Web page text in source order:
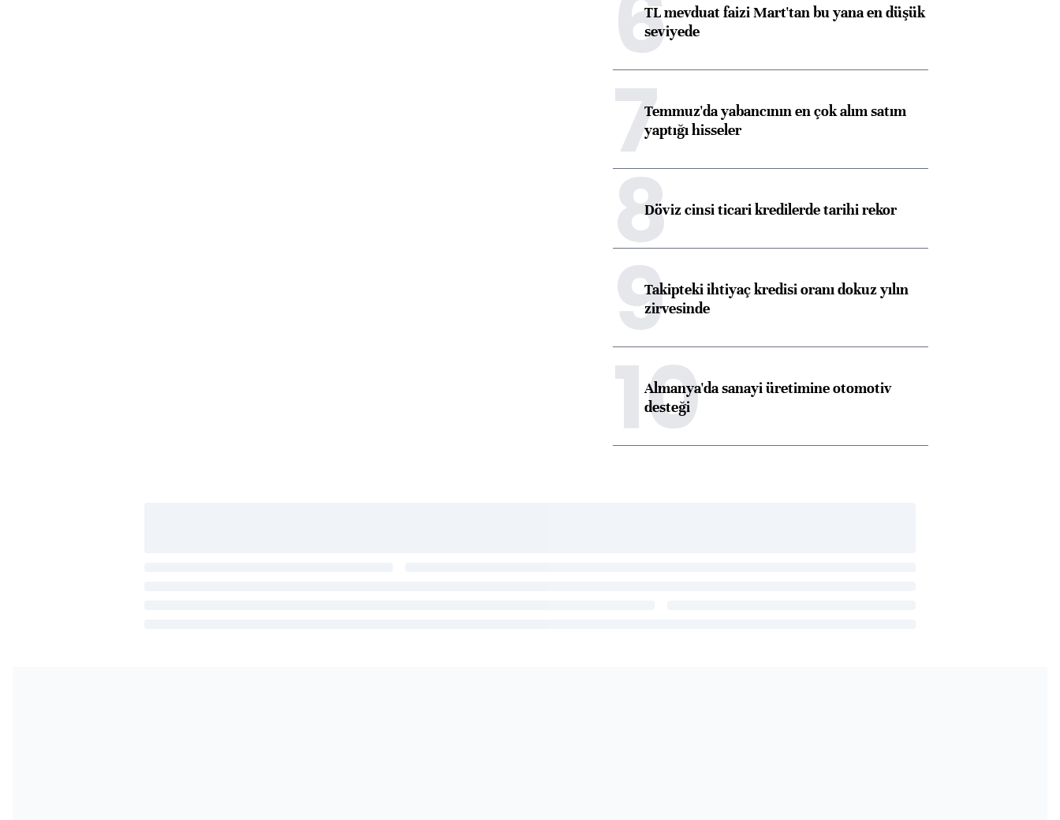
TL mevduat faizi Mart'tan bu yana en düşük
seviyede
7Temmuz'da yabancının en çok alım satım
yaptığı hisseler
8Döviz cinsi ticari kredilerde tarihi rekor
9Takipteki ihtiyaç kredisi oranı dokuz yılın
zirvesinde
10
Almanya'da sanayi üretimine otomotiv
desteği